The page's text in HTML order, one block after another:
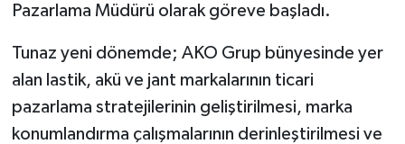
Pazarlama Müdürü olarak göreve başladı.
Tunaz yeni dönemde; AKO Grup bünyesinde yer
alan lastik, akü ve jant markalarının ticari
pazarlama stratejilerinin geliştirilmesi, marka
konumlandırma çalışmalarının derinleştirilmesi ve